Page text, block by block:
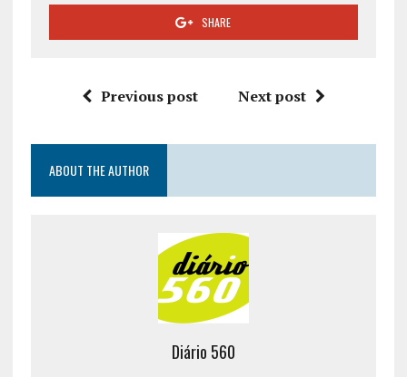
SHARE
Previous post Next post
ABOUT THE AUTHOR
Diário 560